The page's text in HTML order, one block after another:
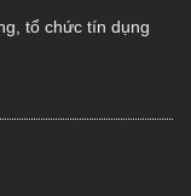
tổ chức tín dụng